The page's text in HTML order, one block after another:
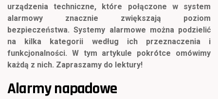
urządzenia techniczne, które połączone w system
alarmowy znacznie zwiększają poziom
bezpieczeństwa. Systemy alarmowe można podzielić
na kilka kategorii według ich przeznaczenia i
funkcjonalności. W tym artykule pokrótce omówimy
każdą z nich. Zapraszamy do lektury!
Alarmy napadowe